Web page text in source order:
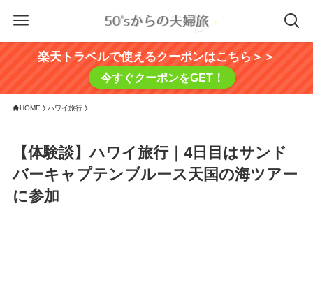
楽天トラベルで使えるクーポンはこちら＞＞
今すぐクーポンをGET！
HOME ハワイ旅行
【体験談】ハワイ旅行｜4日目はサンド
バーキャプテンブルース天国の海ツアー
に参加